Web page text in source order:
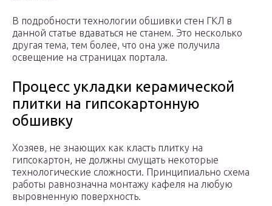
В подробности технологии обшивки стен ГКЛ в
данной статье вдаваться не станем. Это несколько
другая тема, тем более, что она уже получила
освещение на страницах портала.
Процесс укладки керамической
плитки на гипсокартонную
обшивку
Хозяев, не знающих как класть плитку на
гипсокартон, не должны смущать некоторые
технологические сложности. Принципиально схема
работы равнозначна монтажу кафеля на любую
выровненную поверхность.